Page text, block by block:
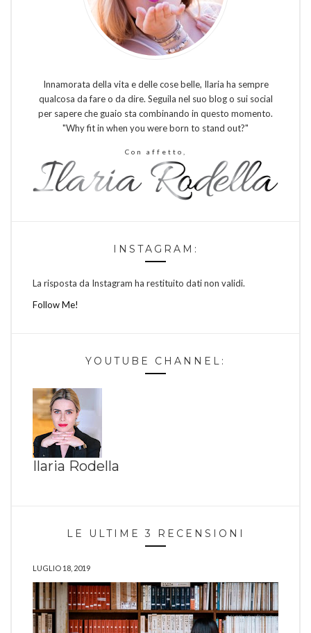
Innamorata della vita e delle cose belle, Ilaria ha sempre
qualcosa da fare o da dire. Seguila nel suo blog o sui social
per sapere che guaio sta combinando in questo momento.
"Why fit in when you were born to stand out?"
Con affetto,
INSTAGRAM:
La risposta da Instagram ha restituito dati non validi.
Follow Me!
YOUTUBE CHANNEL:
Ilaria Rodella
LE ULTIME 3 RECENSIONI
LUGLIO 18, 2019